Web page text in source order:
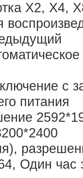
Х2, Х4,
с
питания
Один час